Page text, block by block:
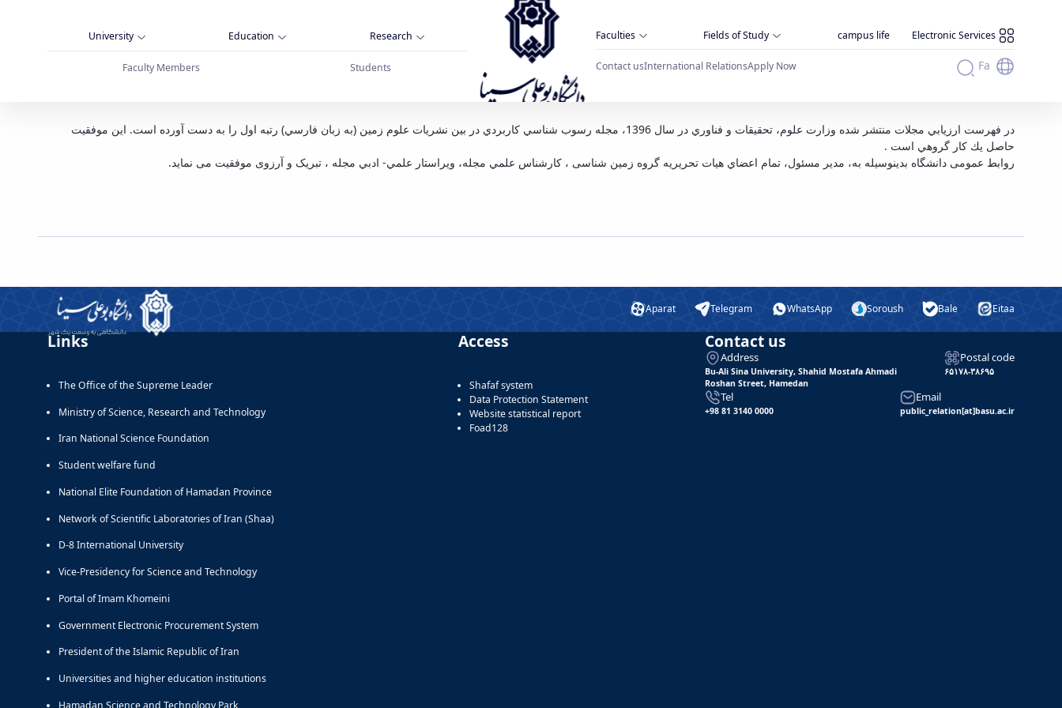
University Education Research
Faculty Members Students
Faculties Fields of Study campus life Electronic Services
Contact usInternational RelationsApply Now Fa
کسب رتبه اول نشریه "رسوب شناسی کاربردی" - دانشگاه بوعلی سینا همدان
در فهرست ارزيابي مجلات منتشر شده وزارت علوم، تحقيقات و فناوري در سال 1396، مجله رسوب شناسي كاربردي در بين نشريات علوم زمين (به زبان فارسي) رتبه اول را به دست آورده است. اين موفقيت
حاصل يك كار گروهي است .
روابط عمومی دانشگاه بدينوسيله به، مدير مسئول، تمام اعضاي هيات تحريريه گروه زمین شناسی ، كارشناس علمي مجله، ويراستار علمي- ادبي مجله ، تبریک و آرزوی موفقیت می نماید.
Aparat Telegram WhatsApp Soroush Bale Eitaa
Links
The Office of the Supreme Leader
Ministry of Science, Research and Technology
Iran National Science Foundation
Student welfare fund
National Elite Foundation of Hamadan Province
Network of Scientific Laboratories of Iran (Shaa)
D-8 International University
Vice-Presidency for Science and Technology
Portal of Imam Khomeini
Government Electronic Procurement System
President of the Islamic Republic of Iran
Universities and higher education institutions
Hamadan Science and Technology Park
Access
Shafaf system
Data Protection Statement
Website statistical report
Foad128
Contact us
Address
Bu-Ali Sina University, Shahid Mostafa Ahmadi
Roshan Street, Hamedan
Postal code
۶۵۱۷۸-۳۸۶۹۵
Tel
+98 81 3140 0000
Email
public_relation[at]basu.ac.ir